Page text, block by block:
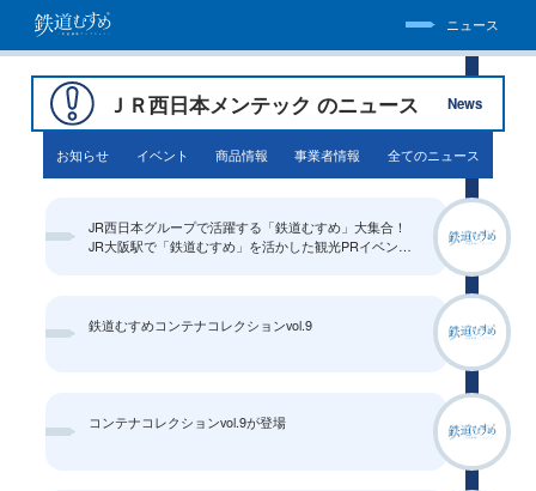
ニュース
ＪＲ西日本メンテック のニュース News
お知らせ イベント 商品情報 事業者情報 全てのニュース
JR西日本グループで活躍する「鉄道むすめ」大集合！
JR大阪駅で「鉄道むすめ」を活かした観光PRイベント
鉄道むすめコンテナコレクションvol.9
コンテナコレクションvol.9が登場